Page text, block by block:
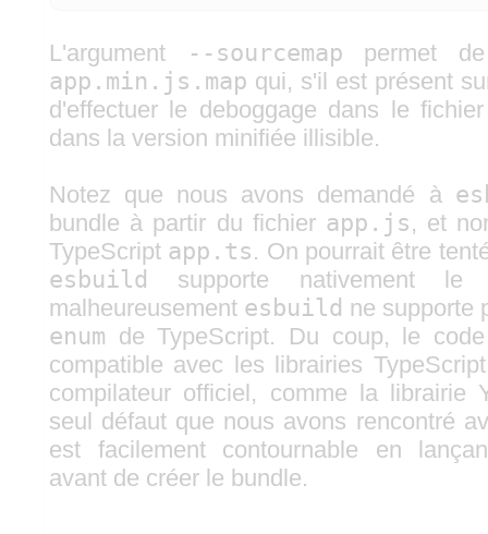
L'argument --sourcemap permet
app.min.js.map qui, s'il est présent
d'effectuer le deboggage dans le
dans la version minifiée illisible.
Notez que nous avons demandé à
bundle à partir du fichier app.js, et
TypeScript app.ts. On pourrait être
esbuild
supporte nativement le
malheureusement esbuild ne supporte
enum de TypeScript. Du coup, le
compatible avec les librairies
compilateur officiel, comme la librairie
seul défaut que nous avons rencontré
est facilement contournable en
avant de créer le bundle.